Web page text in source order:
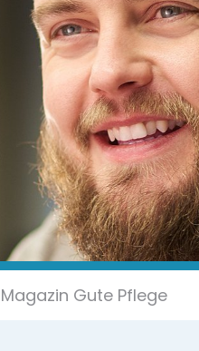
Magazin Gute Pflege